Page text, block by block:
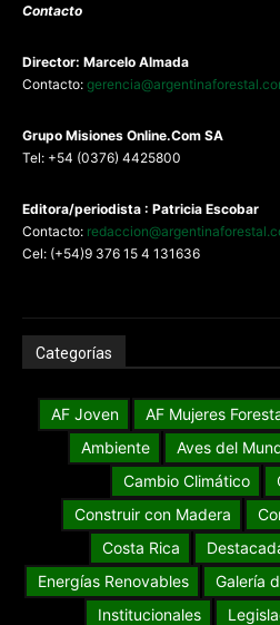
Contacto
Director: Marcelo Almada
Contacto:
Grupo Misiones Online.Com SA
Tel: +54 (0376) 4425800
Editora/periodista : Patricia Escobar
Contacto:
Cel: (+54)9 376 15 4 131636
Categorías
AF Joven AF Mujeres
Ambiente
Aves del
Cambio Climático
Construir con Madera
Costa Rica
Energías Renovables
Galería
Institucionales